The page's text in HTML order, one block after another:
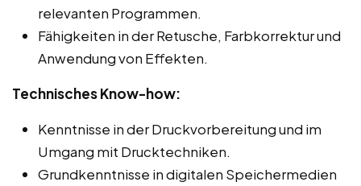
relevanten Programmen.
Fähigkeiten in der Retusche, Farbkorrektur und
Anwendung von Effekten.
Technisches Know-how:
Kenntnisse in der Druckvorbereitung und im
Umgang mit Drucktechniken.
Grundkenntnisse in digitalen Speichermedien